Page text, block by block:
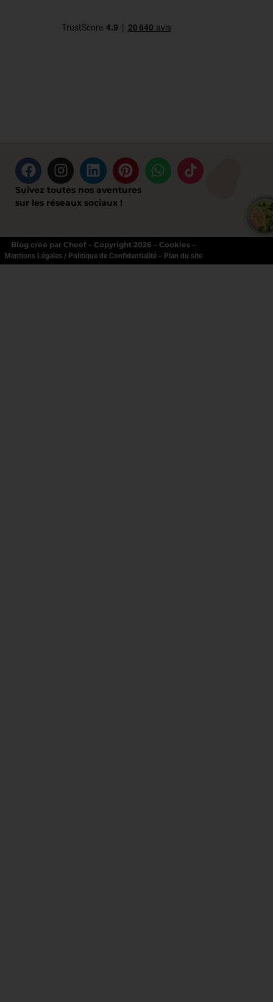
Suivez toutes nos aventures
sur les réseaux sociaux !
Blog créé par Cheef – Copyright 2026 – Cookies –
Mentions Légales / Politique de Confidentialité– Plan du site